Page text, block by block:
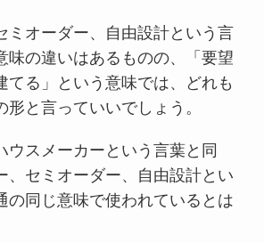
ミオーダー、自由設計という言
味の違いはあるものの、「要望
てる」という意味では、どれも
と言っていいでしょう。
ウスメーカーという言葉と同
、セミオーダー、自由設計とい
の同じ意味で使われているとは